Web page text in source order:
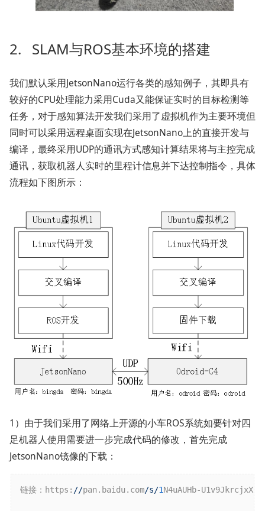
2. SLAM与ROS基本环境的搭建
我们默认采用JetsonNano运行各类的感知例子，其即具有
较好的CPU处理能力采用Cuda又能保证实时的目标检测等
任务，对于感知算法开发我们采用了虚拟机作为主要环境但
同时可以采用远程桌面实现在JetsonNano上的直接开发与
编译，最终采用UDP的通讯方式感知计算结果将与主控完成
通讯，获取机器人实时的里程计信息并下达控制指令，具体
流程如下图所示：
1）由于我们采用了网络上开源的小车ROS系统如要针对四
足机器人使用需要进一步完成代码的修改，首先完成
JetsonNano镜像的下载：
链接：https: //pan.baidu.com/s/1N4uAUHb-